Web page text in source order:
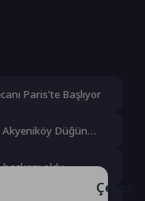
Paris’te Başlıyor
Akyeniköy Düğün
oldu
Çerez